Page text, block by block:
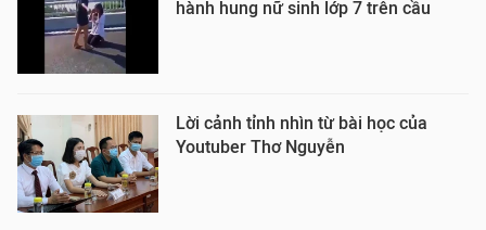
hành hung nữ sinh lớp 7 trên cầu
Lời cảnh tỉnh nhìn từ bài học của
Youtuber Thơ Nguyễn